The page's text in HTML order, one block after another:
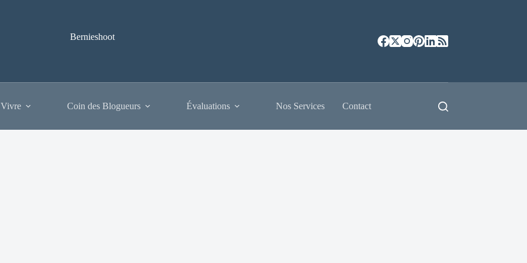
Bernieshoot
Coin des Blogueurs Évaluations Nos Services Contact